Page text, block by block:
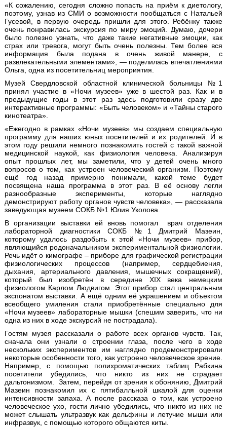
«К сожалению, сегодня сложно попасть на приём к диетологу,
поэтому, узнав из СМИ о возможности пообщаться с Натальей
Гусевой, в первую очередь пришли для этого. Ребёнку также
очень понравилась экскурсия по миру эмоций. Думаю, дочери
было полезно узнать, что даже такие негативные эмоции, как
страх или тревога, могут быть очень полезны. Тем более вся
информация была подана в очень живой манере, с
развлекательными элементами», — поделилась впечатлениями
Ольга, одна из посетительниц мероприятия.
Музей Свердловской областной клинической больницы №1
принял участие в «Ночи музеев» уже в шестой раз. Как и в
предыдущие годы в этот раз здесь подготовили сразу две
интерактивные программы: «Быть человеком» и «Тайны старого
кинотеатра».
«Ежегодно в рамках «Ночи музеев» мы создаем специальную
программу для наших юных посетителей и их родителей. И в
этом году решили немного познакомить гостей с такой важной
медицинской наукой, как физиология человека. Анализируя
опыт прошлых лет, мы заметили, что у детей очень много
вопросов о том, как устроен человеческий организм. Поэтому
ещё год назад примерно понимали, какой теме будет
посвящена наша программа в этот раз. В её основу легли
разнообразные эксперименты, которые наглядно
демонстрируют работу органов чувств человека», — рассказала
заведующая музеем СОКБ №1 Юлия Уколова.
В организации выставки ей вновь помогал врач отделения
лабораторной диагностики СОКБ №1 Дмитрий Мазеин,
которому удалось раздобыть к этой «Ночи музеев» прибор,
являющийся родоначальником экспериментальной физиологии.
Речь идёт о кимографе – приборе для графической регистрации
физиологических процессов (например, сердцебиения,
дыхания, артериального давления, мышечных сокращений),
который был изобретён в середине XIX века немецким
физиологом Карлом Людвигом. Этот прибор стал центральным
экспонатом выставки. А ещё одним её украшением и объектом
всеобщего умиления стали приобретённые специально для
«Ночи музеев» лабораторные мышки (спешим заверить, что ни
одна из них в ходе экскурсий не пострадала).
Гостям музея рассказали о работе всех органов чувств. Так,
сначала они узнали о строении глаза, после чего в ходе
нескольких экспериментов им наглядно продемонстрировали
некоторые особенности того, как устроено человеческое зрение.
Например, с помощью полихроматических таблиц Рабкина
посетители убедились, что никто из них не страдает
дальтонизмом. Затем, перейдя от зрения к обонянию, Дмитрий
Мазеин познакомил их с пятибалльной шкалой для оценки
интенсивности запаха. А после рассказа о том, как устроено
человеческое ухо, гости лично убедились, что никто из них не
может слышать ультразвук как дельфины и летучие мыши или
инфразвук, с помощью которого общаются киты.